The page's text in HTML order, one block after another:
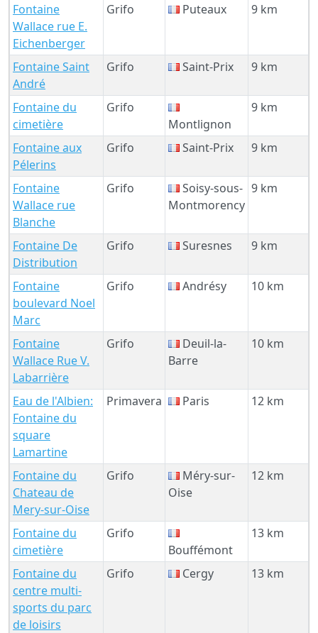
Fontaine
Wallace rue E.
Eichenberger
Grifo Puteaux 9 km
Fontaine Saint
André
Grifo Saint-Prix 9 km
Fontaine du
cimetière
Grifo
Montlignon
9 km
Fontaine aux
Pélerins
Grifo Saint-Prix 9 km
Fontaine
Wallace rue
Blanche
Grifo
Soisy-sous-
Montmorency
9 km
Fontaine De
Distribution
Grifo Suresnes 9 km
Fontaine
boulevard Noel
Marc
Grifo Andrésy 10 km
Fontaine
Wallace Rue V.
Labarrière
Grifo
Deuil-la-
Barre
10 km
Eau de l'Albien:
Fontaine du
square
Lamartine
Primavera Paris 12 km
Fontaine du
Chateau de
Mery-sur-Oise
Grifo
Méry-sur-
Oise
12 km
Fontaine du
cimetière
Grifo
Bouffémont
13 km
Fontaine du
centre multi-
sports du parc
de loisirs
Grifo Cergy 13 km